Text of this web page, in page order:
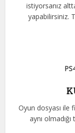
istiyorsanız
yapabilirsiniz.
Oyun dosyası ile
aynı